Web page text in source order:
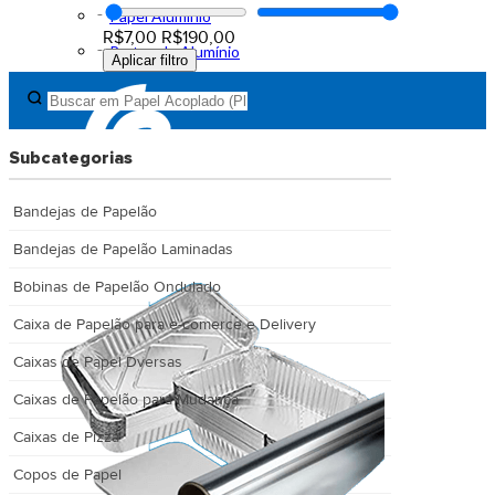
Papel Alumínio
Pratos de Alumínio
R$7,00 R$190,00
Aplicar filtro
Subcategorias
Bandejas de Papelão
Bandejas de Papelão Laminadas
Bobinas de Papelão Ondulado
Caixa de Papelão para e-comerce e Delivery
Caixas de Papel Dversas
Caixas de Papelão para Mudança
Caixas de Pizza
Copos de Papel